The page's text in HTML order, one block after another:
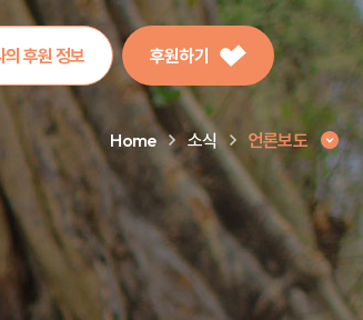
의 후원 정보 후원하기
Home 소식 언론보도